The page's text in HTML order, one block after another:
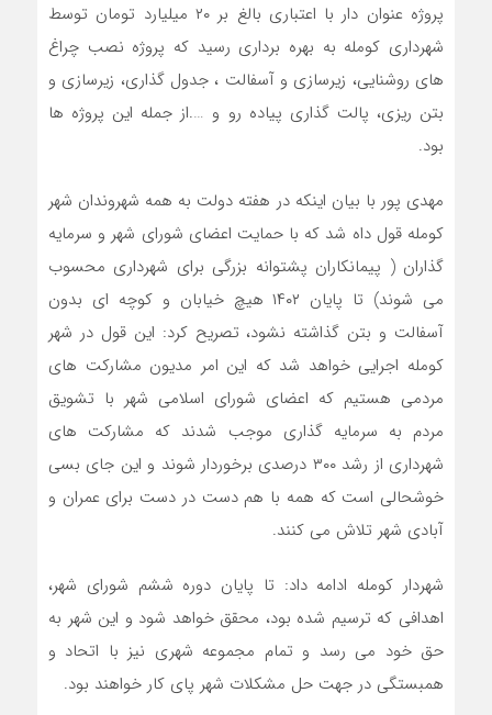
پروژه عنوان دار با اعتباری بالغ بر ۲۰ میلیارد تومان توسط
شهرداری کومله به بهره برداری رسید که پروژه نصب چراغ
های روشنایی، زیرسازی و آسفالت ، جدول گذاری، زیرسازی و
بتن ریزی، پالت گذاری پیاده رو و ….از جمله این پروژه ها
بود.
مهدی پور با بیان اینکه در هفته دولت به همه شهروندان شهر
کومله قول داه شد که با حمایت اعضای شورای شهر و سرمایه
گذاران ( پیمانکاران پشتوانه بزرگی برای شهرداری محسوب
می شوند) تا پایان ۱۴۰۲ هیچ خیابان و کوچه ای بدون
آسفالت و بتن گذاشته‌ نشود، تصریح کرد: این قول در شهر
کومله اجرایی خواهد شد که این امر مدیون مشارکت های
مردمی هستیم که اعضای شورای اسلامی شهر با تشویق
مردم به سرمایه گذاری موجب شدند که مشارکت های
شهرداری از رشد ۳۰۰ درصدی برخوردار شوند و این جای بسی
خوشحالی است که همه با هم دست در دست برای عمران و
آبادی شهر تلاش می کنند.
شهردار کومله ادامه داد: تا پایان دوره ششم شورای شهر،
اهدافی که ترسیم شده بود، محقق خواهد شود و این شهر به
حق خود می رسد و تمام مجموعه شهری نیز با اتحاد و
همبستگی در جهت حل مشکلات شهر پای کار خواهند بود.